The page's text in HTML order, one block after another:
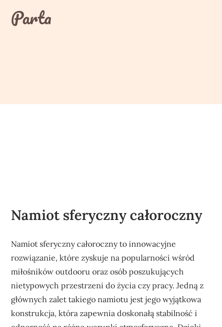
contentParta
Namiot sferyczny całoroczny
Namiot sferyczny całoroczny to innowacyjne
rozwiązanie, które zyskuje na popularności wśród
miłośników outdooru oraz osób poszukujących
nietypowych przestrzeni do życia czy pracy. Jedną z
głównych zalet takiego namiotu jest jego wyjątkowa
konstrukcja, która zapewnia doskonałą stabilność i